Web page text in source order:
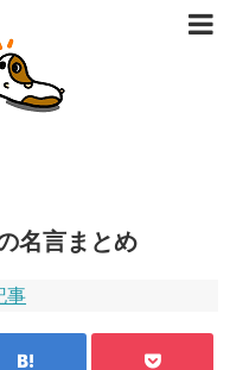
名言まとめ
事